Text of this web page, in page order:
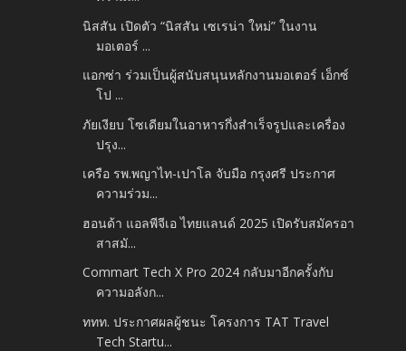
นิสสัน เปิดตัว “นิสสัน เซเรน่า ใหม่” ในงาน
มอเตอร์ ...
แอกซ่า ร่วมเป็นผู้สนับสนุนหลักงานมอเตอร์ เอ็กซ์
โป ...
ภัยเงียบ โซเดียมในอาหารกึ่งสำเร็จรูปและเครื่อง
ปรุง...
เครือ รพ.พญาไท-เปาโล จับมือ กรุงศรี ประกาศ
ความร่วม...
ฮอนด้า แอลพีจีเอ ไทยแลนด์ 2025 เปิดรับสมัครอา
สาสมั...
Commart Tech X Pro 2024 กลับมาอีกครั้งกับ
ความอลังก...
ททท. ประกาศผลผู้ชนะ โครงการ TAT Travel
Tech Startu...